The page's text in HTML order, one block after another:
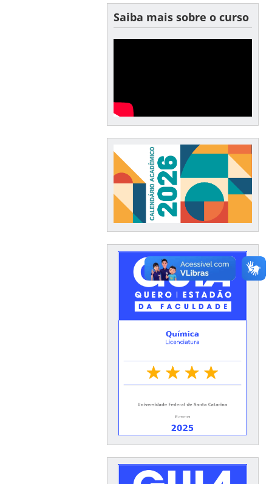
Saiba mais sobre o curso